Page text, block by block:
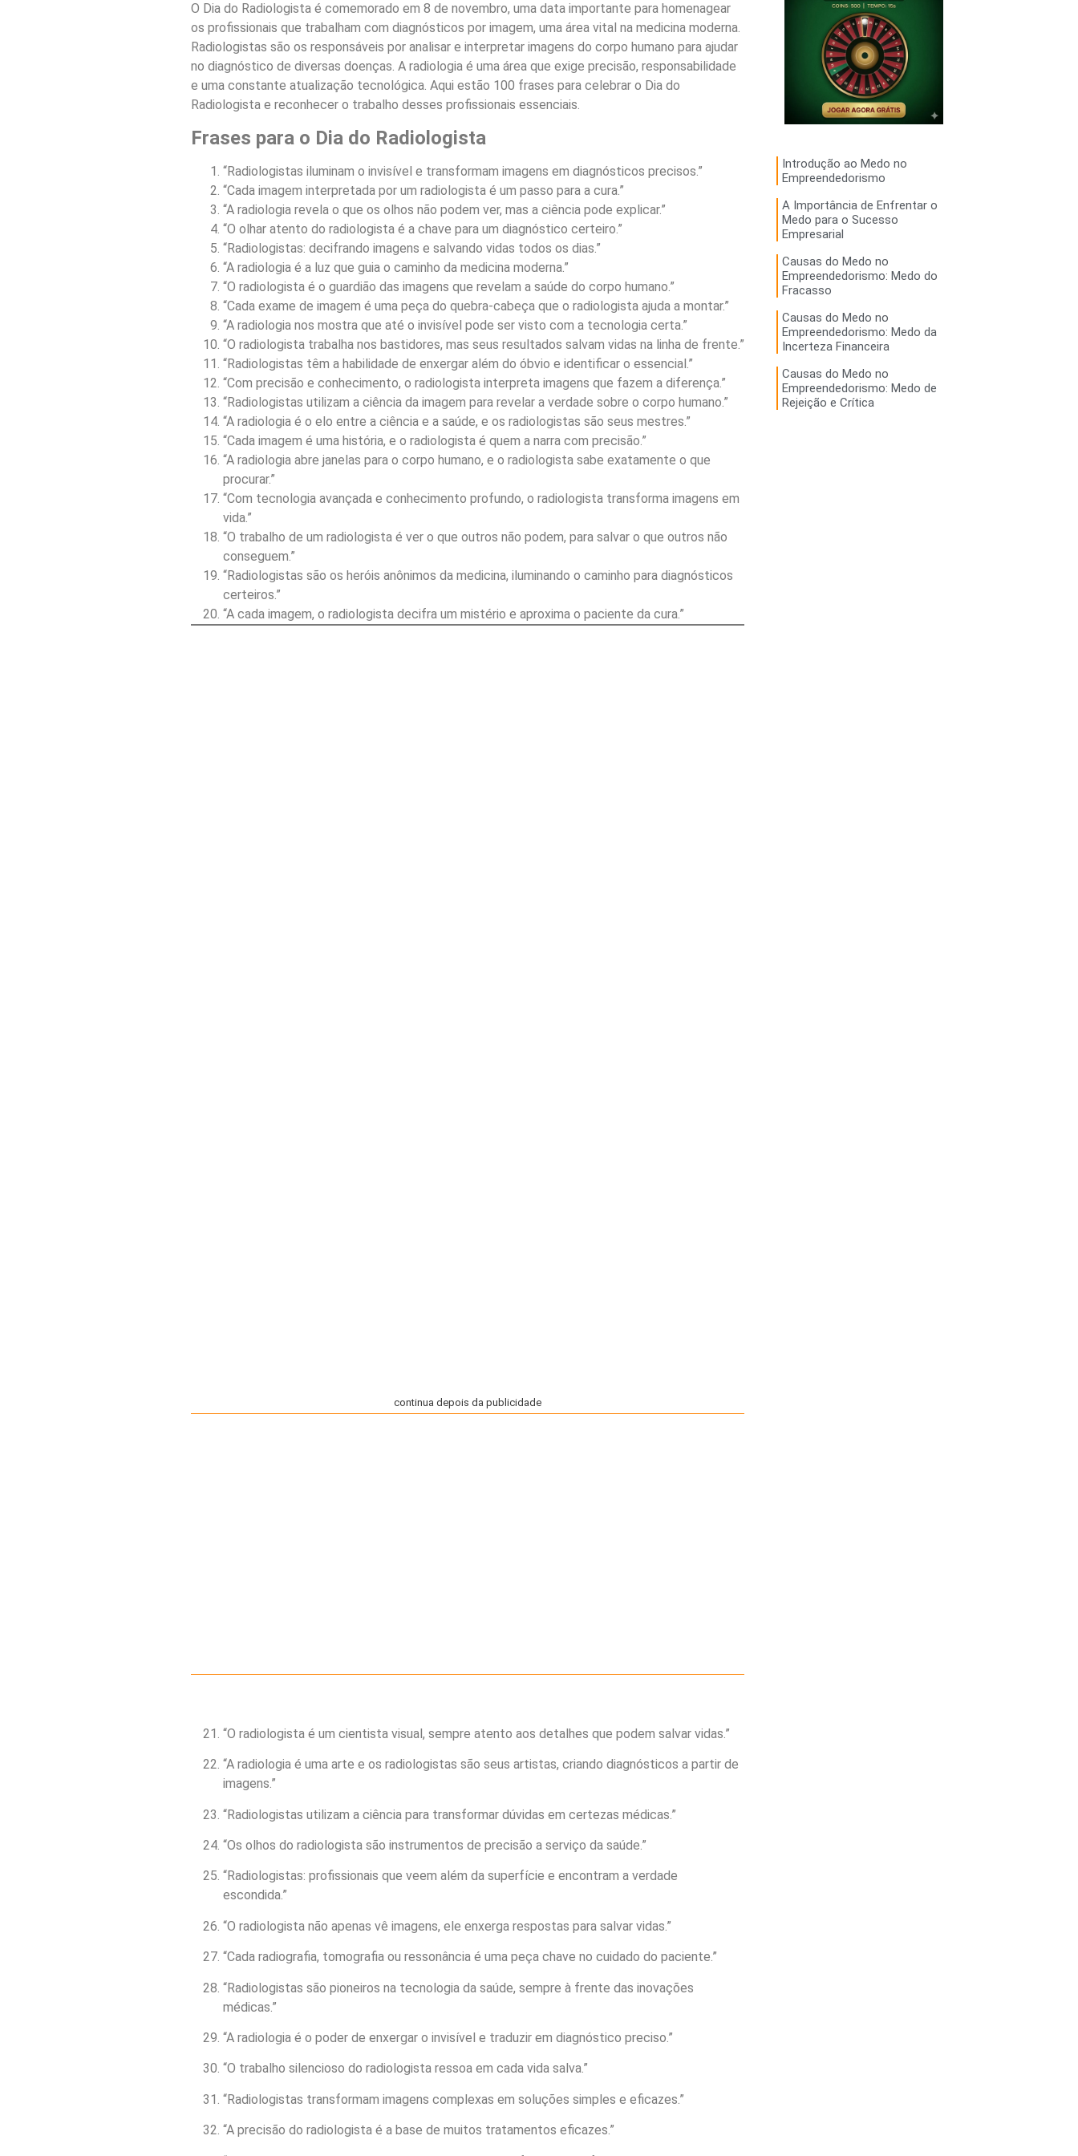
O Dia do Radiologista é comemorado em 8 de novembro, uma data importante para homenagear
os profissionais que trabalham com diagnósticos por imagem, uma área vital na medicina moderna.
Radiologistas são os responsáveis por analisar e interpretar imagens do corpo humano para ajudar
no diagnóstico de diversas doenças. A radiologia é uma área que exige precisão, responsabilidade
e uma constante atualização tecnológica. Aqui estão 100 frases para celebrar o Dia do
Radiologista e reconhecer o trabalho desses profissionais essenciais.
Frases para o Dia do Radiologista
“Radiologistas iluminam o invisível e transformam imagens em diagnósticos precisos.”
“Cada imagem interpretada por um radiologista é um passo para a cura.”
“A radiologia revela o que os olhos não podem ver, mas a ciência pode explicar.”
“O olhar atento do radiologista é a chave para um diagnóstico certeiro.”
“Radiologistas: decifrando imagens e salvando vidas todos os dias.”
“A radiologia é a luz que guia o caminho da medicina moderna.”
“O radiologista é o guardião das imagens que revelam a saúde do corpo humano.”
“Cada exame de imagem é uma peça do quebra-cabeça que o radiologista ajuda a montar.”
“A radiologia nos mostra que até o invisível pode ser visto com a tecnologia certa.”
“O radiologista trabalha nos bastidores, mas seus resultados salvam vidas na linha de frente.”
“Radiologistas têm a habilidade de enxergar além do óbvio e identificar o essencial.”
“Com precisão e conhecimento, o radiologista interpreta imagens que fazem a diferença.”
“Radiologistas utilizam a ciência da imagem para revelar a verdade sobre o corpo humano.”
“A radiologia é o elo entre a ciência e a saúde, e os radiologistas são seus mestres.”
“Cada imagem é uma história, e o radiologista é quem a narra com precisão.”
“A radiologia abre janelas para o corpo humano, e o radiologista sabe exatamente o que
procurar.”
“Com tecnologia avançada e conhecimento profundo, o radiologista transforma imagens em
vida.”
“O trabalho de um radiologista é ver o que outros não podem, para salvar o que outros não
conseguem.”
“Radiologistas são os heróis anônimos da medicina, iluminando o caminho para diagnósticos
certeiros.”
“A cada imagem, o radiologista decifra um mistério e aproxima o paciente da cura.”
Introdução ao Medo no
Empreendedorismo
A Importância de Enfrentar o
Medo para o Sucesso
Empresarial
Causas do Medo no
Empreendedorismo: Medo do
Fracasso
Causas do Medo no
Empreendedorismo: Medo da
Incerteza Financeira
Causas do Medo no
Empreendedorismo: Medo de
Rejeição e Crítica
continua depois da publicidade
“O radiologista é um cientista visual, sempre atento aos detalhes que podem salvar vidas.”
“A radiologia é uma arte e os radiologistas são seus artistas, criando diagnósticos a partir de
imagens.”
“Radiologistas utilizam a ciência para transformar dúvidas em certezas médicas.”
“Os olhos do radiologista são instrumentos de precisão a serviço da saúde.”
“Radiologistas: profissionais que veem além da superfície e encontram a verdade
escondida.”
“O radiologista não apenas vê imagens, ele enxerga respostas para salvar vidas.”
“Cada radiografia, tomografia ou ressonância é uma peça chave no cuidado do paciente.”
“Radiologistas são pioneiros na tecnologia da saúde, sempre à frente das inovações
médicas.”
“A radiologia é o poder de enxergar o invisível e traduzir em diagnóstico preciso.”
“O trabalho silencioso do radiologista ressoa em cada vida salva.”
“Radiologistas transformam imagens complexas em soluções simples e eficazes.”
“A precisão do radiologista é a base de muitos tratamentos eficazes.”